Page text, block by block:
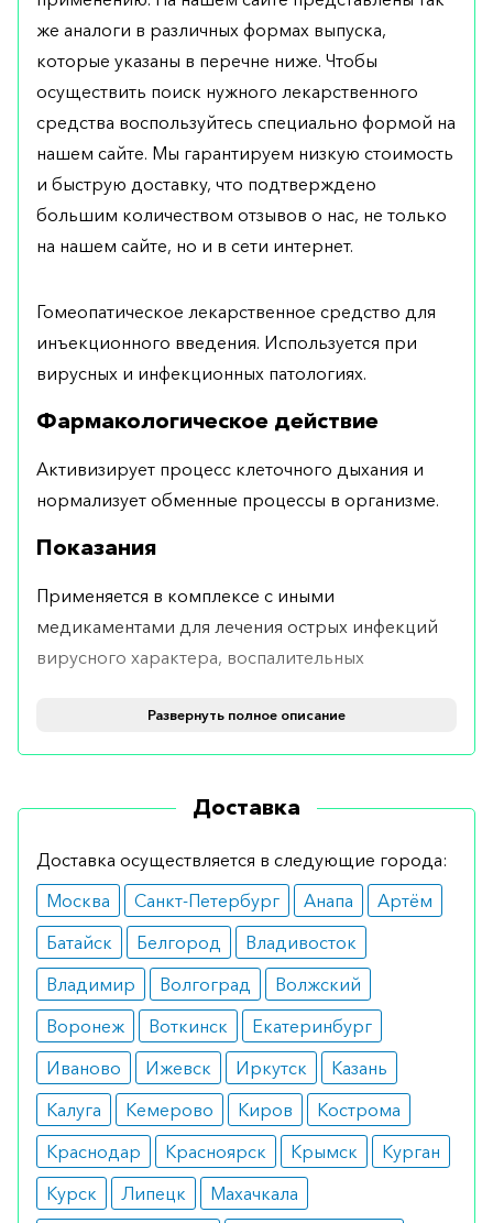
же аналоги в различных формах выпуска,
которые указаны в перечне ниже. Чтобы
осуществить поиск нужного лекарственного
средства воспользуйтесь специально формой на
нашем сайте. Мы гарантируем низкую стоимость
и быструю доставку, что подтверждено
большим количеством отзывов о нас, не только
на нашем сайте, но и в сети интернет.
Гомеопатическое лекарственное средство для
инъекционного введения. Используется при
вирусных и инфекционных патологиях.
Фармакологическое действие
Активизирует процесс клеточного дыхания и
нормализует обменные процессы в организме.
Показания
Применяется в комплексе с иными
медикаментами для лечения острых инфекций
вирусного характера, воспалительных
противопоказание – индивидуальная
Побочные эффекты
В целом пациенты хорошо переносят лекарство.
Изредка врачи отмечают у пациентов появление
слабости, беспричинной усталости и тошноты.
Режим дозирования
1-3 раза в неделю вводят инъекционно 1 ампулу
лекарства. Средний курс лечения составляет от
8 инъекций.
Особые указания
Развернуть полное описание
Доставка
Доставка осуществляется в следующие города:
Москва
Санкт-Петербург Анапа
Артём
Батайск
Белгород
Владивосток
Владимир
Волгоград
Волжский
Воронеж
Воткинск
Екатеринбург
Иваново
Ижевск Иркутск
Казань
Калуга
Кемерово Киров
Кострома
Краснодар
Красноярск Крымск
Курган
Курск
Липецк
Махачкала